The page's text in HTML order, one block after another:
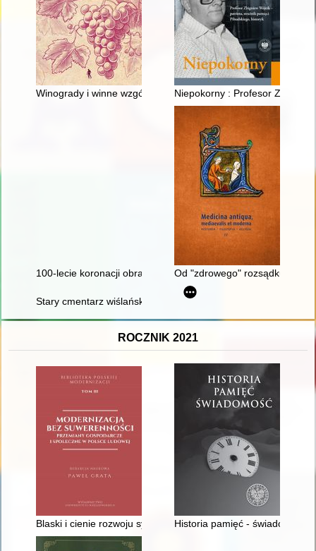
Winogrady i winne wzgórza : uprawa i produkcja wina na
Niepokorny : Profesor
100-lecie koronacji obrazu Matki Bożej Piekarskiej 1925-
Od "zdrowego" rozsądku do
Stary cmentarz wiślański. T. 2,
ROCZNIK 2021
Blaski i cienie rozwoju systemu ubezpieczeń społecznych w
Historia pamięć - świadomość